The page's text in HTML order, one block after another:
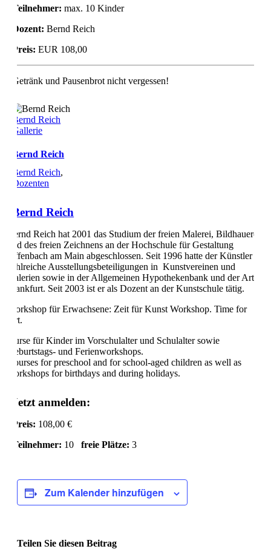
Teilnehmer: max. 10 Kinder
Dozent: Bernd Reich
Preis: EUR 108,00
Getränk und Pausenbrot nicht vergessen!
Bernd Reich
Gallerie
Bernd Reich
Bernd Reich,
Dozenten
Bernd Reich
Bernd Reich hat 2001 das Studium der freien Malerei, Bildhauerei
und des freien Zeichnens an der Hochschule für Gestaltung
Offenbach am Main abgeschlossen. Seit 1996 hatte der Künstler
zahlreiche Ausstellungsbeteiligungen in Kunstvereinen und
Galerien sowie in der Allgemeinen Hypothekenbank und der Art
Frankfurt. Seit 2003 ist er als Dozent an der Kunstschule tätig.
Workshop für Erwachsene: Zeit für Kunst Workshop. Time for
Art.
Kurse für Kinder im Vorschulalter und Schulalter sowie
Geburtstags- und Ferienworkshops.
Courses for preschool and for school-aged children as well as
workshops for birthdays and during holidays.
Jetzt anmelden:
Preis: 108,00 €
Teilnehmer: 10freie Plätze: 3
Zum Kalender hinzufügen
Teilen Sie diesen Beitrag